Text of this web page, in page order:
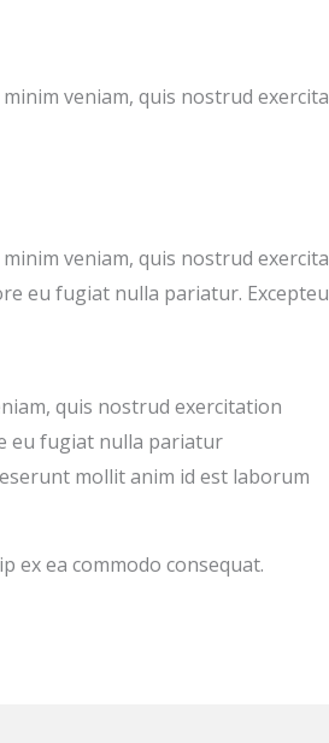
veniam, quis nostrud
veniam, quis nostrud
eu fugiat nulla pariatur.
quis nostrud exercitation
eu fugiat nulla pariatur
mollit anim id est laborum
ex ea commodo consequat.